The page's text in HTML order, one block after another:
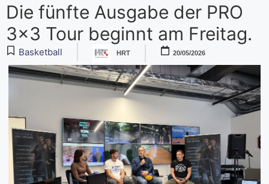
Die fünfte Ausgabe der PRO
3×3 Tour beginnt am Freitag.
Basketball HRT 20/05/2026